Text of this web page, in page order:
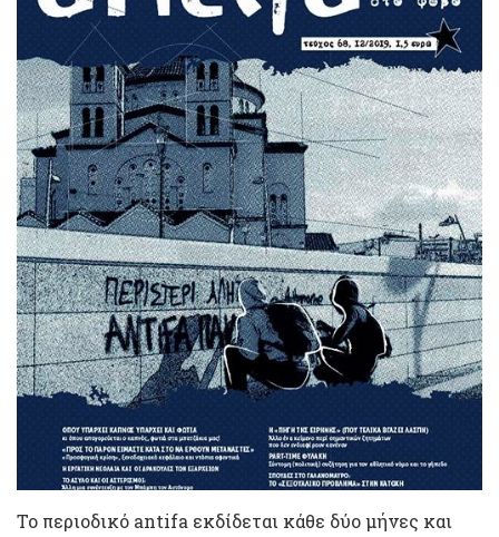
To περιοδικό antifa εκδίδεται κάθε δύο μήνες και